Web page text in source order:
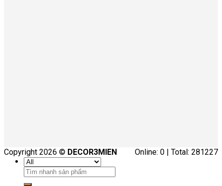
Online: 0 | Total: 281227
Copyright 2026 © DECOR3MIEN
Tìm